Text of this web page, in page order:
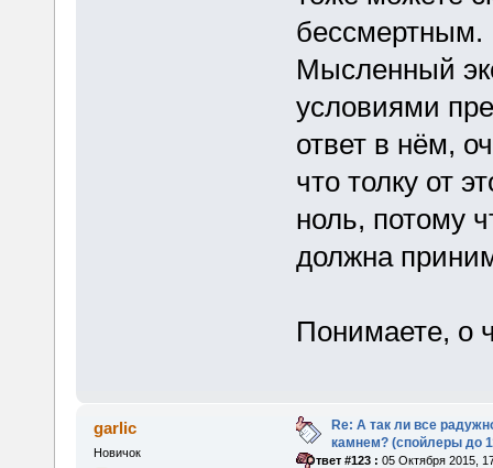
бессмертным.
Мысленный
условиями
ответ в нём,
что толку от
ноль, потому
должна
Понимаете, о
garlic
Новичок
Re: А так ли все
камнем? (спойлеры до
«Ответ #123 : 05 Октября 2015,